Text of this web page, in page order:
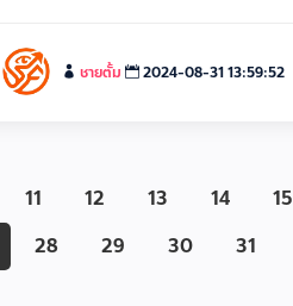
ชายตั้ม 2024-08-31 13:59:52
11 12 13 14 15
28 29 30 31